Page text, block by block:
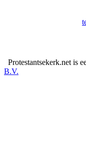
Protestantsekerk.net is
B.V.